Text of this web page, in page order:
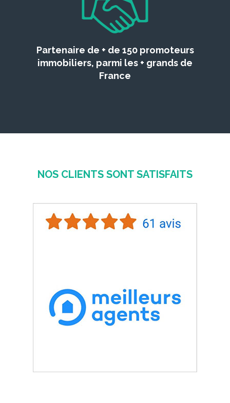
Partenaire de + de 150 promoteurs
immobiliers, parmi les + grands de
France
NOS CLIENTS SONT SATISFAITS